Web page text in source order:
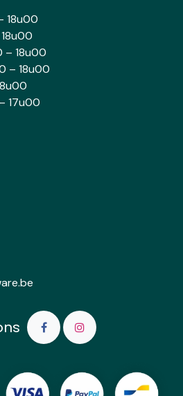
18u00
– 18u00
– 18u00
17u00